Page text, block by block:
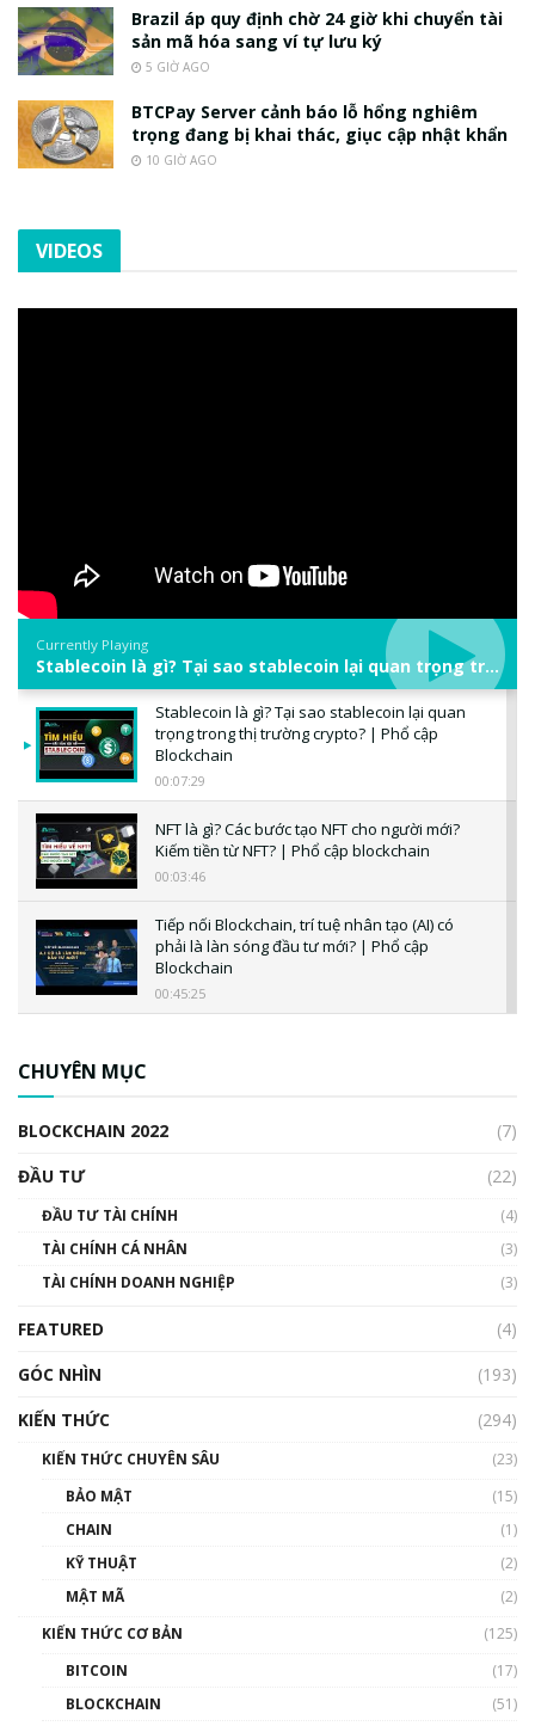
Brazil áp quy định chờ 24 giờ khi chuyển tài
sản mã hóa sang ví tự lưu ký
5 GIỜ AGO
BTCPay Server cảnh báo lỗ hổng nghiêm
trọng đang bị khai thác, giục cập nhật khẩn
10 GIỜ AGO
VIDEOS
Currently Playing
Stablecoin là gì? Tại sao stablecoin lại quan trọng trong thị trường crypto? | Phổ cập Blockchain
Stablecoin là gì? Tại sao stablecoin lại quan
trọng trong thị trường crypto? | Phổ cập
Blockchain
00:07:29
NFT là gì? Các bước tạo NFT cho người mới?
Kiếm tiền từ NFT? | Phổ cập blockchain
00:03:46
Tiếp nối Blockchain, trí tuệ nhân tạo (AI) có
phải là làn sóng đầu tư mới? | Phổ cập
Blockchain
00:45:25
00:02:14
Nhìn lại năm 2022: Những sự kiện ảnh hưởng
đến hệ sinh thái tiền mã hoá | Phổ cập
00:43:47
như thể nào?
CHUYÊN MỤC
BLOCKCHAIN 2022
(7)
ĐẦU TƯ
(22)
ĐẦU TƯ TÀI CHÍNH
(4)
TÀI CHÍNH CÁ NHÂN
(3)
TÀI CHÍNH DOANH NGHIỆP
(3)
FEATURED
(4)
GÓC NHÌN
(193)
KIẾN THỨC
(294)
KIẾN THỨC CHUYÊN SÂU
(23)
BẢO MẬT
(15)
CHAIN
(1)
KỸ THUẬT
(2)
MẬT MÃ
(2)
KIẾN THỨC CƠ BẢN
(125)
BITCOIN
(17)
BLOCKCHAIN
(51)